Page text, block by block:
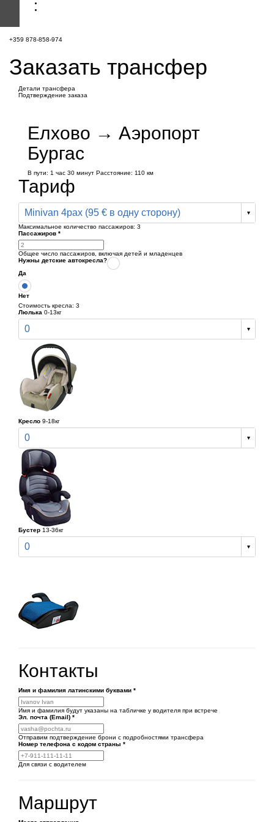
+359 878-858-974
Заказать трансфер
Детали трансфера
Подтверждение заказа
Елхово → Аэропорт
Бургас
В пути: 1 час 30 минут Расстояние: 110 км
Тариф
Minivan 4pax (95 € в одну сторону)
Максимальное количество пассажиров: 3
Пассажиров *
Общее число пассажиров, включая детей и младенцев
Нужны детские автокресла?
Да
Нет
Стоимость кресла: 3
Люлька 0-13кг
0
Кресло 9-18кг
0
Бустер 13-36кг
0
Контакты
Имя и фамилия латинскими буквами *
Имя и фамилия будут указаны на табличке у водителя при встрече
Эл. почта (Email) *
Отправим подтверждение брони с подробностями трансфера
Номер телефона с кодом страны *
Для связи с водителем
Маршрут